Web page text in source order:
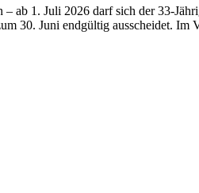
ab 1. Juli 2026 darf sich der 33-
30. Juni endgültig ausscheidet. Im